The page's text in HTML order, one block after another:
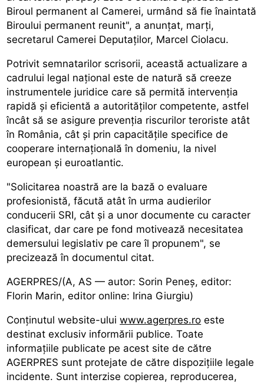
Biroul permanent al Camerei, urmând să fie înaintată
Biroului permanent reunit", a anunțat, marți,
secretarul Camerei Deputaților, Marcel Ciolacu.
Potrivit semnatarilor scrisorii, această actualizare a
cadrului legal național este de natură să creeze
instrumentele juridice care să permită intervenția
rapidă și eficientă a autorităților competente, astfel
încât să se asigure prevenția riscurilor teroriste atât
în România, cât și prin capacitățile specifice de
cooperare internațională în domeniu, la nivel
european și euroatlantic.
"Solicitarea noastră are la bază o evaluare
profesionistă, făcută atât în urma audierilor
conducerii SRI, cât și a unor documente cu caracter
clasificat, dar care pe fond motivează necesitatea
demersului legislativ pe care îl propunem", se
precizează în documentul citat.
AGERPRES/(A, AS — autor: Sorin Peneș, editor:
Florin Marin, editor online: Irina Giurgiu)
Conținutul website-uluiwww.agerpres.ro este
destinat exclusiv informării publice. Toate
informaţiile publicate pe acest site de către
AGERPRES sunt protejate de către dispoziţiile legale
incidente. Sunt interzise copierea, reproducerea,